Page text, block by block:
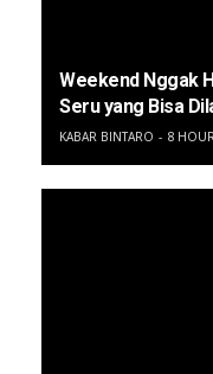
Weekend Nggak
Seru yang Bisa
KABAR BINTARO 8